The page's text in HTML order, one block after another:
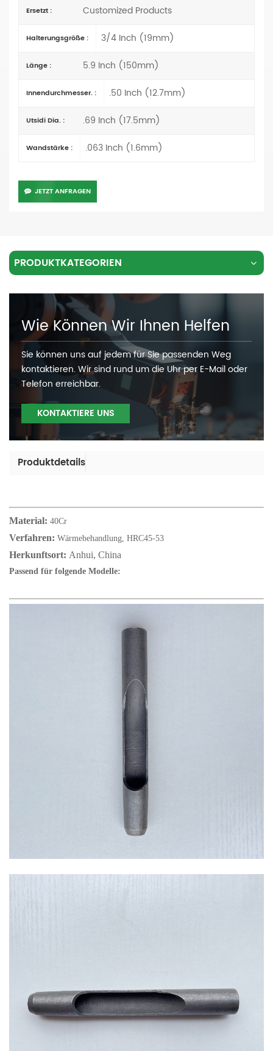
Ersetzt : Customized Products
Halterungsgröße : 3/4 Inch (19mm)
Länge : 5.9 Inch (150mm)
Innendurchmesser. : .50 Inch (12.7mm)
Utsidi Dia. : .69 Inch (17.5mm)
Wandstärke : .063 Inch (1.6mm)
JETZT ANFRAGEN
PRODUKTKATEGORIEN
Wie Können Wir Ihnen Helfen
Sie können uns auf jedem für Sie passenden Weg
kontaktieren. Wir sind rund um die Uhr per E-Mail oder
Telefon erreichbar.
KONTAKTIERE UNS
Produktdetails
Material: 40Cr
Verfahren: Wärmebehandlung, HRC45-53
Herkunftsort: Anhui, China
Passend für folgende Modelle: